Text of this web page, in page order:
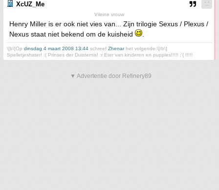
XcUZ_Me
Vileine vrouw
Henry Miller is er ook niet vies van... Zijn trilogie Sexus / Plexus /
Nexus staat niet bekend om de kuisheid
\[b\]Op dinsdag 4 maart 2008 13:44 schreef Zhenarhet volgende:\[/b\]
Spelletjeshater! :( Prinses der Duisternis! :r Eter van kinderen en puppies!!!!! :'( !!!!!
▼ Advertentie door Refinery89